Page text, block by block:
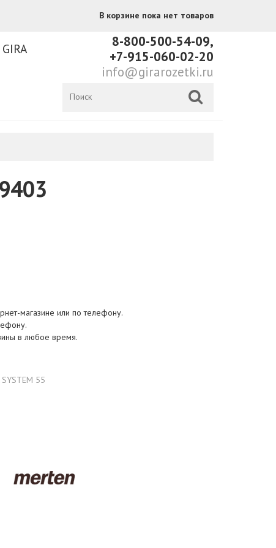
В корзине пока нет товаров
8-800-500-54-09,
+7-915-060-02-20
info@girarozetki.ru
магазине или по телефону.
в любое время.
55